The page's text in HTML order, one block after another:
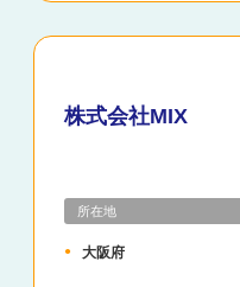
株式会社MIX
所在地
大阪府